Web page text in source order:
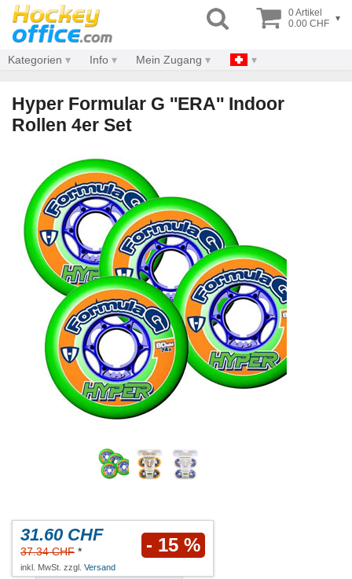
0 Artikel
0.00 CHF ▾
Kategorien Info Mein Zugang
Hyper Formular G ''ERA'' Indoor
Rollen 4er Set
31.60 CHF
37.34 CHF * - 15 %
inkl. MwSt. zzgl. Versand